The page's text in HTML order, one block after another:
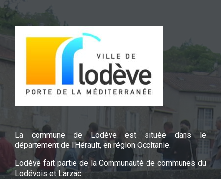
La commune de Lodève est située dans le
département de l'Hérault, en région Occitanie.
Lodève fait partie de la Communauté de communes du
Lodévois et Larzac.